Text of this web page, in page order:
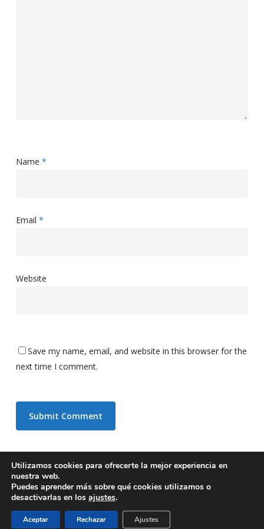
Name *
Email *
Website
Save my name, email, and website in this browser for the
next time I comment.
© 2026 Biomedical Translations. All rights reserved |
|Política de privacidad
twitterfacebooklinkedinRSS
Utilizamos cookies para ofrecerte la mejor experiencia en
nuestra web.
Puedes aprender más sobre qué cookies utilizamos o
desactivarlas en los ajustes.
Aceptar Rechazar Ajustes